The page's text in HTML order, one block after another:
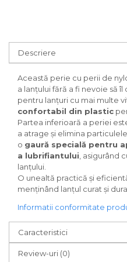
Manete frână
Piese manete
Manete schimbător
Manșoane și ghidolină
Ghidolină
Accesorii
Manșoane
Pedale
Pinioane
Pipe
Roți
Roți spate
Descriere
Această perie cu perii de
a lanțului fără a fi nevoie să
pentru lanțuri cu mai multe
confortabil din plastic
Partea inferioară a periei
a atrage și elimina
o gaură specială pentru
a lubrifiantului , asigurând
lanțului.
O unealtă practică și
menținând lanțul curat și
Informatii conformitate
Caracteristici
Review-uri (0)